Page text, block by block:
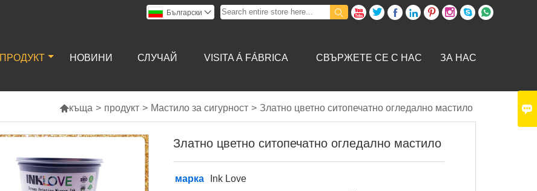
       

Български 
ПРОДУКТ НОВИНИ СЛУЧАЙ VISITA Á FÁBRICA СВЪРЖЕТЕ СЕ С НАС ЗА НАС
къща > продукт > Мастило за сигурност > Златно цветно ситопечатно огледално мастило
Златно цветно ситопечатно огледално мастило
марка
Ink Love
